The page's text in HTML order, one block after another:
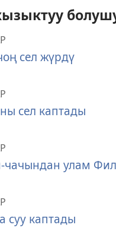
сел жүрдү
сел каптады
чачындан улам
суу каптады